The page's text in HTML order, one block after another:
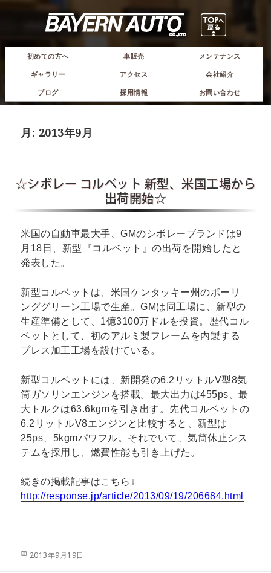
初めての方へ 車販売 メンテナンス
ギャラリー アクセス 会社紹介
ブログ 採用情報 お問い合わせ
月: 2013年9月
☆シボレー コルベット 新型、米国工場から
出荷開始☆
米国の自動車最大手、GMのシボレーブランドは9
月18日、新型『コルベット』の出荷を開始したと
発表した。
新型コルベットは、米国ケンタッキー州のボーリ
ンググリーン工場で生産。GMは同工場に、新型の
生産準備として、1億3100万ドルを投資。歴代コル
ベットとして、初のアルミ製フレームを内製する
プレス加工工場を設けている。
新型コルベットには、新開発の6.2リットルV型8気
筒ガソリンエンジンを搭載。最大出力は455ps、最
大トルクは63.6kgmを引き出す。先代コルベットの
6.2リットルV8エンジンと比較すると、新型は
25ps、5kgmパワフル。それでいて、気筒休止シス
テムを採用し、燃費性能も引き上げた。
続きの掲載記事はこちら↓
http://response.jp/article/2013/09/19/206684.html
投
2013年9月19日